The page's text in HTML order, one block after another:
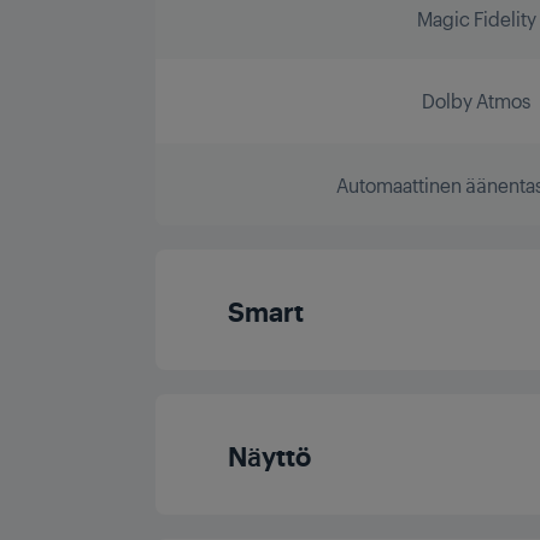
Magic Fidelity
Dolby Atmos
Automaattinen
Smart
Näyttö